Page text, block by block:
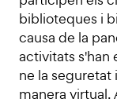
biblioteques i
causa de la
activitats s'han
ne la seguretat
manera virtual.